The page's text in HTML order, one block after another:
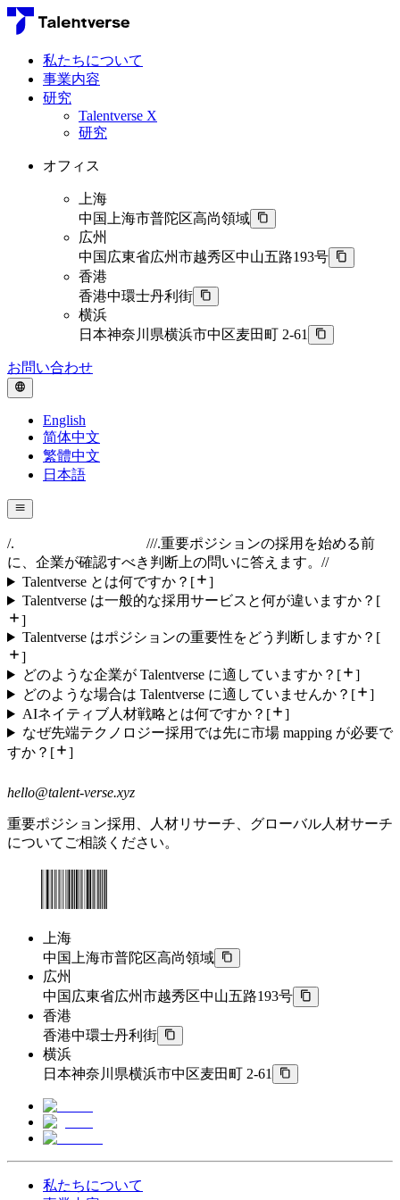
私たちについて
事業内容
研究
Talentverse X
研究
オフィス
上海
中国上海市普陀区高尚領域
広州
中国広東省広州市越秀区中山五路193号
香港
香港中環士丹利街
横浜
日本神奈川県横浜市中区麦田町 2-61
お問い合わせ
English
简体中文
繁體中文
日本語
/. ///.重要ポジションの採用を始める前
に、企業が確認すべき判断上の問いに答えます。 //
Talentverse とは何ですか？ [
]
Talentverse は一般的な採用サービスと何が違いますか？ [
]
Talentverse はポジションの重要性をどう判断しますか？ [
]
どのような企業が Talentverse に適していますか？ [
]
どのような場合は Talentverse に適していませんか？ [
]
AIネイティブ人材戦略とは何ですか？ [
]
なぜ先端テクノロジー採用では先に市場 mapping が必要で
すか？ [ ]
hello@talent-verse.xyz
重要ポジション採用、人材リサーチ、グローバル人材サーチ
についてご相談ください。
上海
中国上海市普陀区高尚領域
広州
中国広東省広州市越秀区中山五路193号
香港
香港中環士丹利街
横浜
日本神奈川県横浜市中区麦田町 2-61
私たちについて